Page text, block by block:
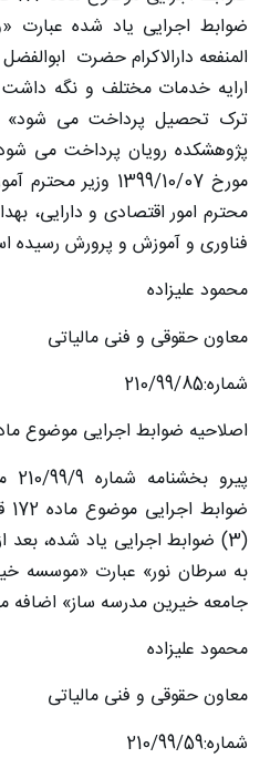
ضوابط اجرایی یاد شده
المنفعه دارالاکرام حضرت
ارایه خدمات مختلف و نگه
ترک تحصیل پرداخت می شود»
مورخ 1399/10/07
محترم امور اقتصادی و دارایی،
فناوری و آموزش و پرورش رسیده
محمود علیزاده
معاون حقوقی و فنی مالیاتی
شماره:210/99/85
اصلاحیه ضوابط اجرایی موضوع
(3) ضوابط اجرایی یاد شده،
به سرطان نور» عبارت «موسسه
جامعه خیرین مدرسه ساز» اضافه
محمود علیزاده
معاون حقوقی و فنی مالیاتی
شماره:210/99/59